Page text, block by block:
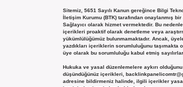
Sitemiz, 5651 Sayılı Kanun gereğince Bilgi
İletişim Kurumu (BTK) tarafından onaylanmış bir
Sağlayıcı olarak hizmet vermektedir. Bu
içerikleri proaktif olarak denetleme veya
yükümlülüğümüz bulunmamaktadır. Ancak,
yazdıkları içeriklerin sorumluluğunu taşımakta
üye olarak bu sorumluluğu kabul etmiş
Hukuka ve yasal düzenlemelere aykırı olduğunu
düşündüğünüz içerikleri,
adresine bildirmeniz halinde, ilgili içerikler